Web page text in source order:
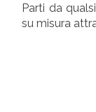
Parti da
su misura